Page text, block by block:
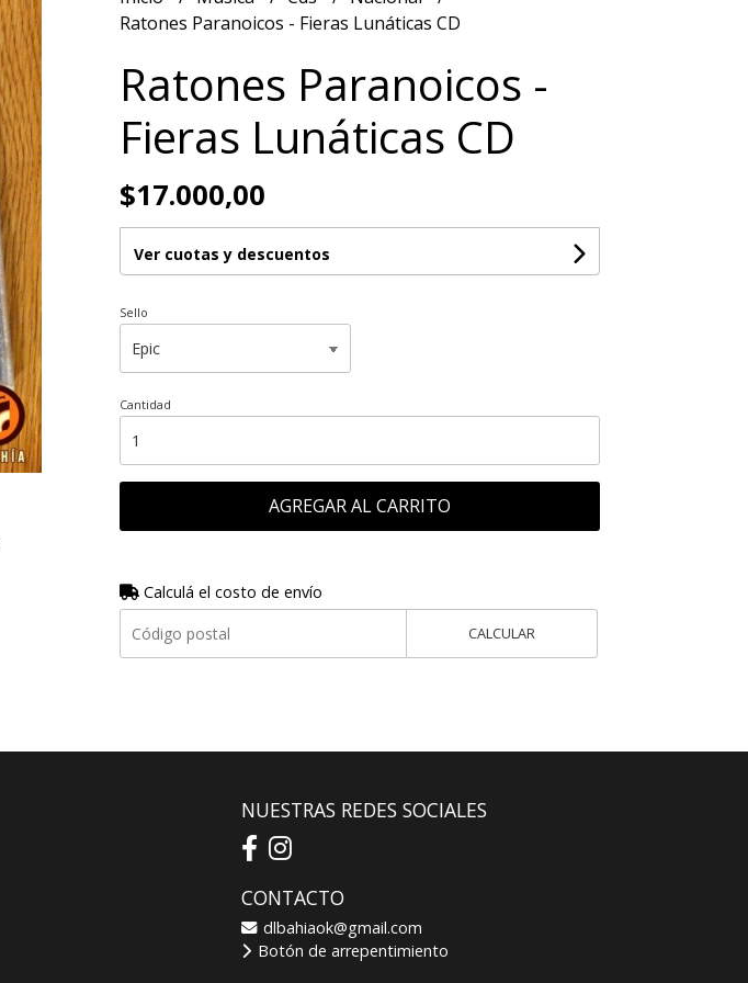
Ratones Paranoicos - Fieras Lunáticas CD
Ratones Paranoicos -
Fieras Lunáticas CD
$17.000,00
Ver cuotas y descuentos
Sello
Cantidad
AGREGAR AL CARRITO
Calculá el costo de envío
CALCULAR
NUESTRAS REDES SOCIALES
CONTACTO
dlbahiaok@gmail.com
Botón de arrepentimiento